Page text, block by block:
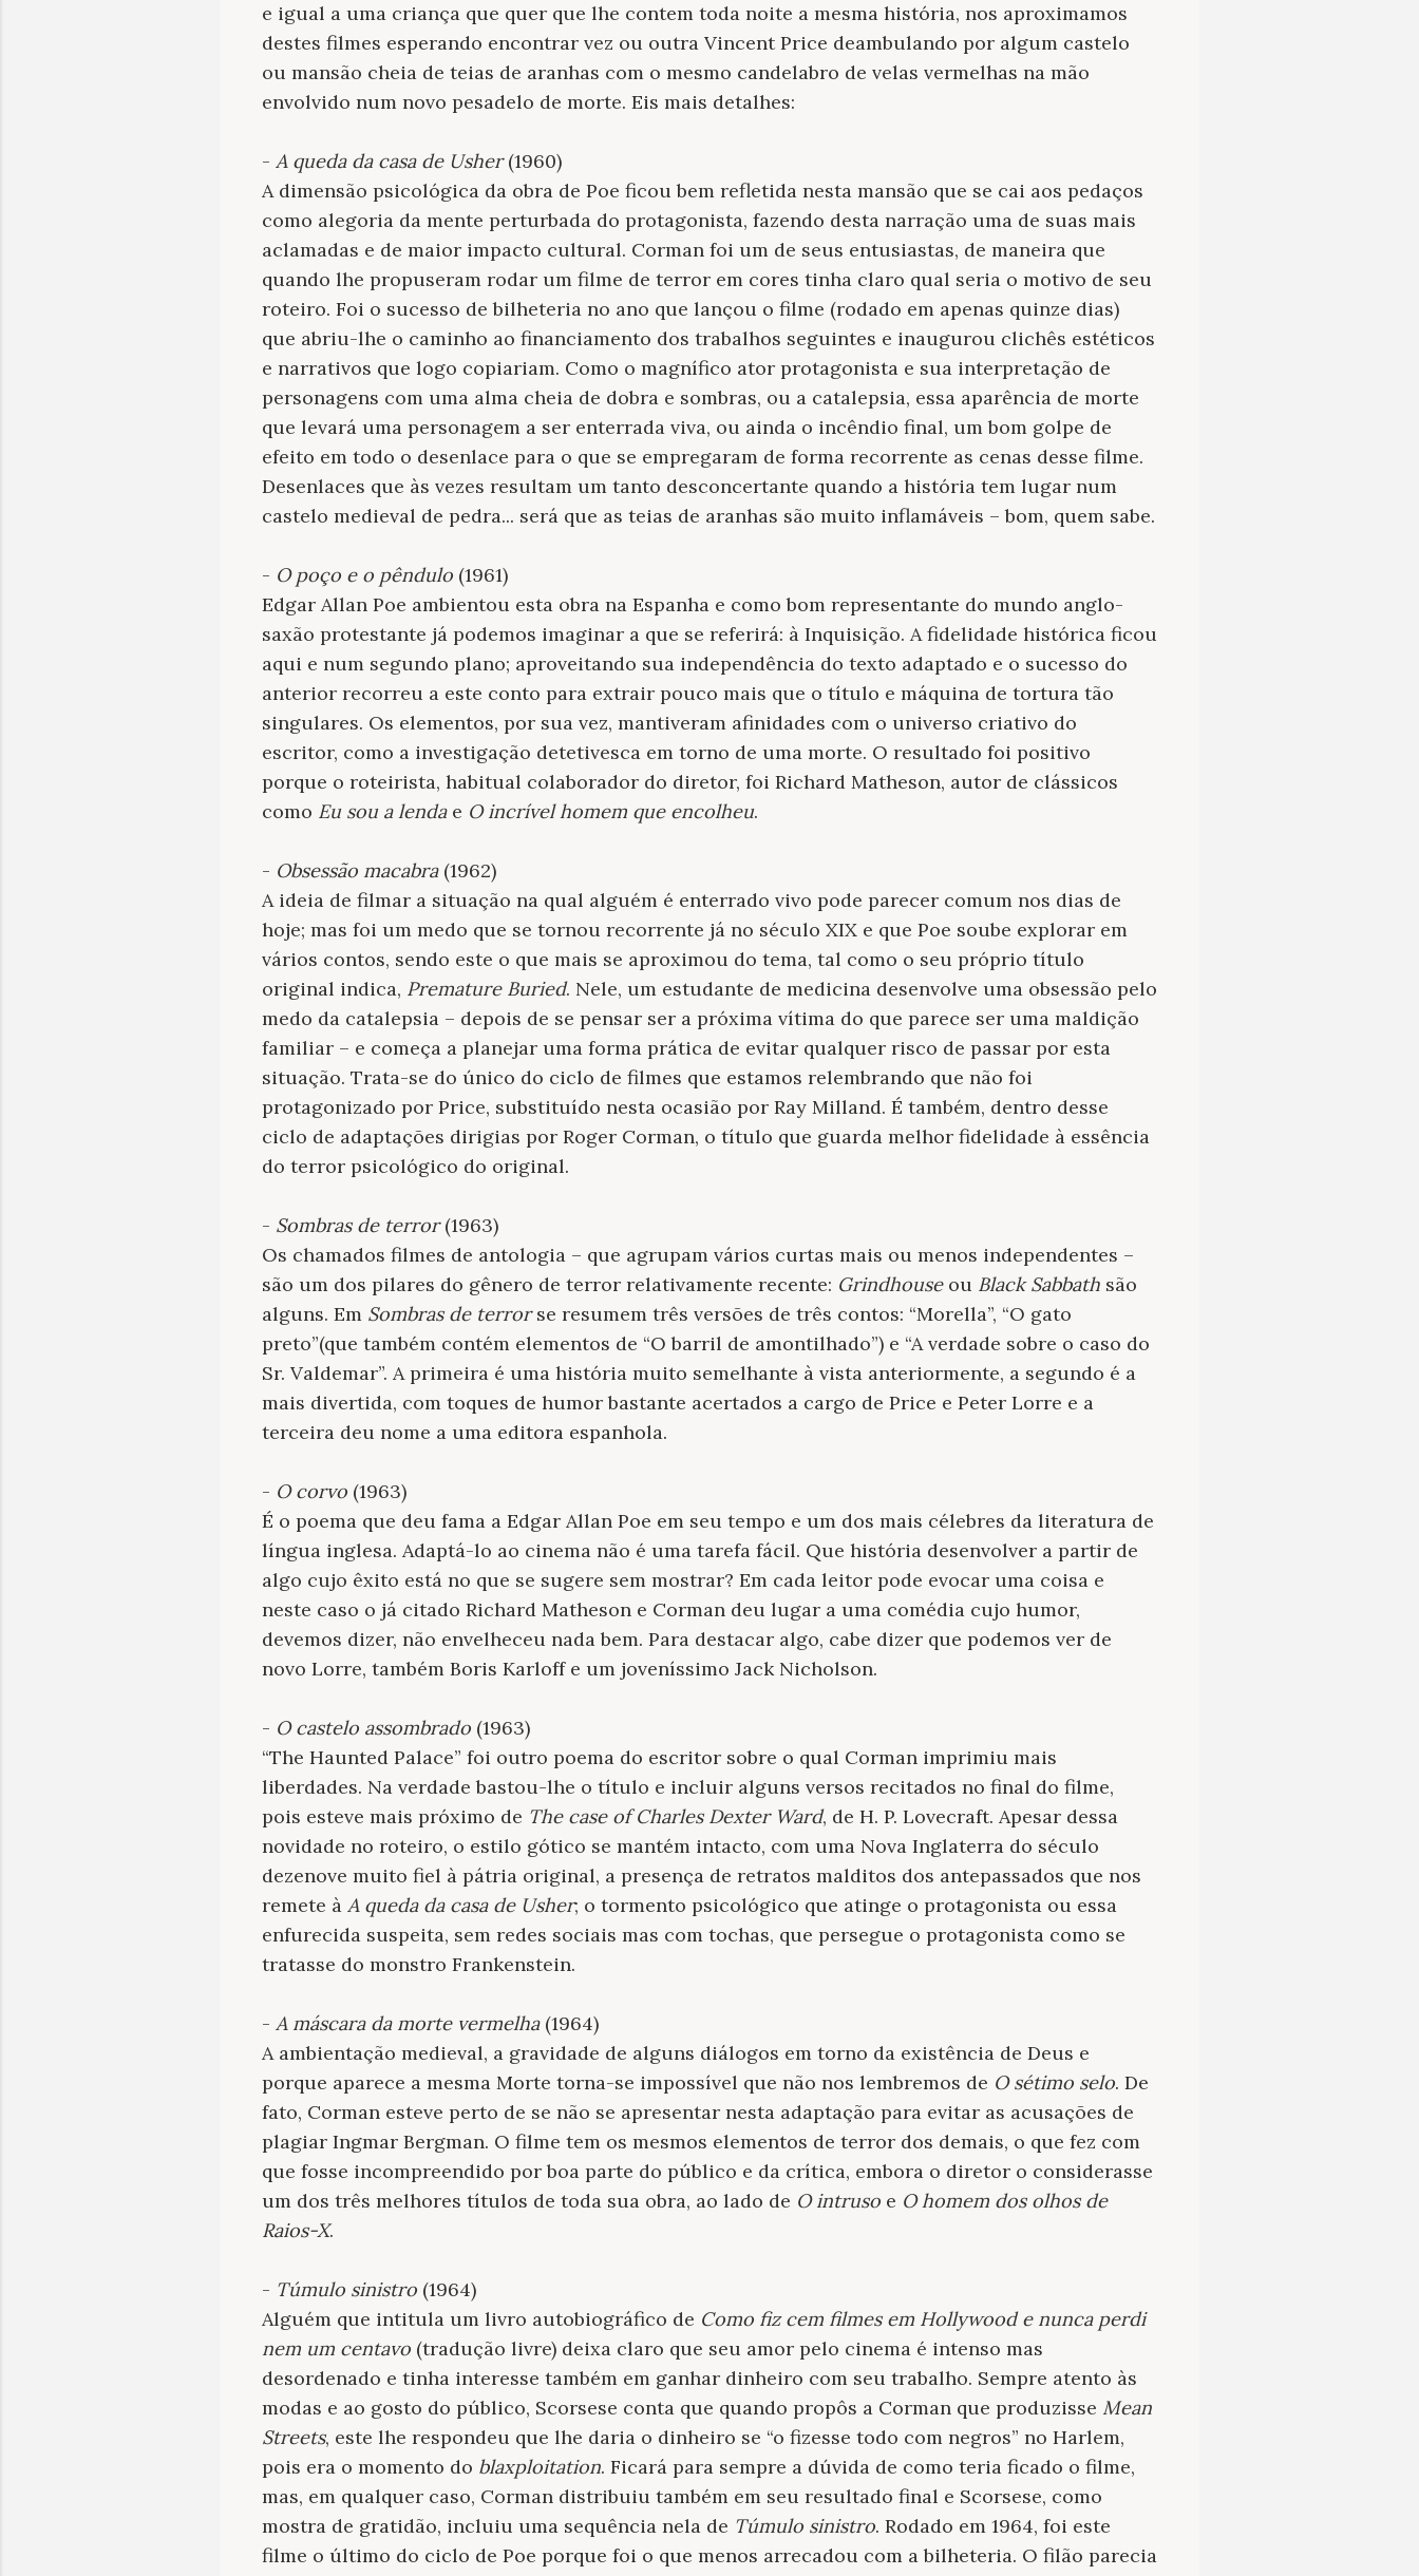
e igual a uma criança que quer que lhe contem toda noite a mesma história, nos aproximamos
destes filmes esperando encontrar vez ou outra Vincent Price deambulando por algum castelo
ou mansão cheia de teias de aranhas com o mesmo candelabro de velas vermelhas na mão
envolvido num novo pesadelo de morte. Eis mais detalhes:
- A queda da casa de Usher(1960)
A dimensão psicológica da obra de Poe ficou bem refletida nesta mansão que se cai aos pedaços
como alegoria da mente perturbada do protagonista, fazendo desta narração uma de suas mais
aclamadas e de maior impacto cultural. Corman foi um de seus entusiastas, de maneira que
quando lhe propuseram rodar um filme de terror em cores tinha claro qual seria o motivo de seu
roteiro. Foi o sucesso de bilheteria no ano que lançou o filme (rodado em apenas quinze dias)
que abriu-lhe o caminho ao financiamento dos trabalhos seguintes e inaugurou clichês estéticos
e narrativos que logo copiariam. Como o magnífico ator protagonista e sua interpretação de
personagens com uma alma cheia de dobra e sombras, ou a catalepsia, essa aparência de morte
que levará uma personagem a ser enterrada viva, ou ainda o incêndio final, um bom golpe de
efeito em todo o desenlace para o que se empregaram de forma recorrente as cenas desse filme.
Desenlaces que às vezes resultam um tanto desconcertante quando a história tem lugar num
castelo medieval de pedra... será que as teias de aranhas são muito inflamáveis – bom, quem sabe.
- O poço e o pêndulo (1961)
Edgar Allan Poe ambientou esta obra na Espanha e como bom representante do mundo anglo-
saxão protestante já podemos imaginar a que se referirá: à Inquisição. A fidelidade histórica ficou
aqui e num segundo plano; aproveitando sua independência do texto adaptado e o sucesso do
anterior recorreu a este conto para extrair pouco mais que o título e máquina de tortura tão
singulares. Os elementos, por sua vez, mantiveram afinidades com o universo criativo do
escritor, como a investigação detetivesca em torno de uma morte. O resultado foi positivo
porque o roteirista, habitual colaborador do diretor, foi Richard Matheson, autor de clássicos
como Eu sou a lendae O incrível homem que encolheu.
- Obsessão macabra(1962)
A ideia de filmar a situação na qual alguém é enterrado vivo pode parecer comum nos dias de
hoje; mas foi um medo que se tornou recorrente já no século XIX e que Poe soube explorar em
vários contos, sendo este o que mais se aproximou do tema, tal como o seu próprio título
original indica, Premature Buried. Nele, um estudante de medicina desenvolve uma obsessão pelo
medo da catalepsia – depois de se pensar ser a próxima vítima do que parece ser uma maldição
familiar – e começa a planejar uma forma prática de evitar qualquer risco de passar por esta
situação. Trata-se do único do ciclo de filmes que estamos relembrando que não foi
protagonizado por Price, substituído nesta ocasião por Ray Milland. É também, dentro desse
ciclo de adaptações dirigias por Roger Corman, o título que guarda melhor fidelidade à essência
do terror psicológico do original.
- Sombras de terror(1963)
Os chamados filmes de antologia – que agrupam vários curtas mais ou menos independentes –
são um dos pilares do gênero de terror relativamente recente: Grindhouseou Black Sabbath são
alguns. Em Sombras de terrorse resumem três versões de três contos: “Morella”, “O gato
preto”(que também contém elementos de “O barril de amontilhado”) e “A verdade sobre o caso do
Sr. Valdemar”. A primeira é uma história muito semelhante à vista anteriormente, a segundo é a
mais divertida, com toques de humor bastante acertados a cargo de Price e Peter Lorre e a
terceira deu nome a uma editora espanhola.
- O corvo (1963)
É o poema que deu fama a Edgar Allan Poe em seu tempo e um dos mais célebres da literatura de
língua inglesa. Adaptá-lo ao cinema não é uma tarefa fácil. Que história desenvolver a partir de
algo cujo êxito está no que se sugere sem mostrar? Em cada leitor pode evocar uma coisa e
neste caso o já citado Richard Matheson e Corman deu lugar a uma comédia cujo humor,
devemos dizer, não envelheceu nada bem. Para destacar algo, cabe dizer que podemos ver de
novo Lorre, também Boris Karloff e um joveníssimo Jack Nicholson.
- O castelo assombrado (1963)
“The Haunted Palace” foi outro poema do escritor sobre o qual Corman imprimiu mais
liberdades. Na verdade bastou-lhe o título e incluir alguns versos recitados no final do filme,
pois esteve mais próximo de The case of Charles Dexter Ward, de H. P. Lovecraft. Apesar dessa
novidade no roteiro, o estilo gótico se mantém intacto, com uma Nova Inglaterra do século
dezenove muito fiel à pátria original, a presença de retratos malditos dos antepassados que nos
remete à A queda da casa de Usher; o tormento psicológico que atinge o protagonista ou essa
enfurecida suspeita, sem redes sociais mas com tochas, que persegue o protagonista como se
tratasse do monstro Frankenstein.
- A máscara da morte vermelha(1964)
A ambientação medieval, a gravidade de alguns diálogos em torno da existência de Deus e
porque aparece a mesma Morte torna-se impossível que não nos lembremos de O sétimo selo. De
fato, Corman esteve perto de se não se apresentar nesta adaptação para evitar as acusações de
plagiar Ingmar Bergman. O filme tem os mesmos elementos de terror dos demais, o que fez com
que fosse incompreendido por boa parte do público e da crítica, embora o diretor o considerasse
um dos três melhores títulos de toda sua obra, ao lado de O intruso e O homem dos olhos de
Raios-X.
- Túmulo sinistro (1964)
Alguém que intitula um livro autobiográfico de Como fiz cem filmes em Hollywood e nunca perdi
nem um centavo (tradução livre) deixa claro que seu amor pelo cinema é intenso mas
desordenado e tinha interesse também em ganhar dinheiro com seu trabalho. Sempre atento às
modas e ao gosto do público, Scorsese conta que quando propôs a Corman que produzisse Mean
Streets, este lhe respondeu que lhe daria o dinheiro se “o fizesse todo com negros” no Harlem,
pois era o momento do blaxploitation. Ficará para sempre a dúvida de como teria ficado o filme,
mas, em qualquer caso, Corman distribuiu também em seu resultado final e Scorsese, como
mostra de gratidão, incluiu uma sequência nela de Túmulo sinistro. Rodado em 1964, foi este
filme o último do ciclo de Poe porque foi o que menos arrecadou com a bilheteria. O filão parecia